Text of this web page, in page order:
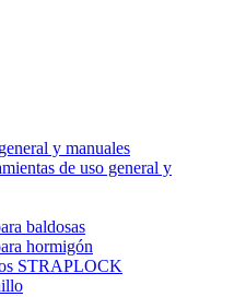
y manuales
de uso general y
baldosas
hormigón
STRAPLOCK